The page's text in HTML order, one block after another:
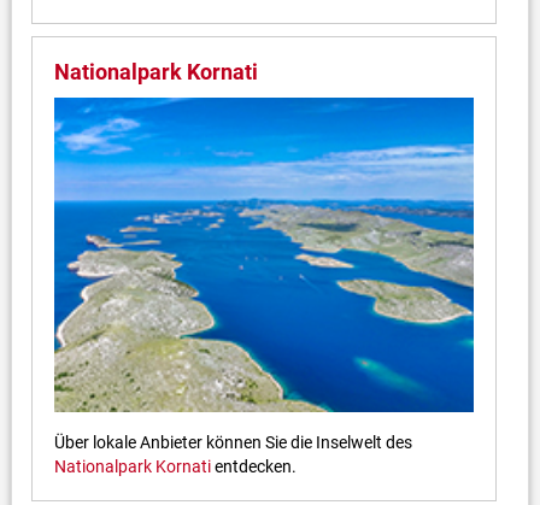
Nationalpark Kornati
Über lokale Anbieter können Sie die Inselwelt des
Nationalpark Kornatientdecken.